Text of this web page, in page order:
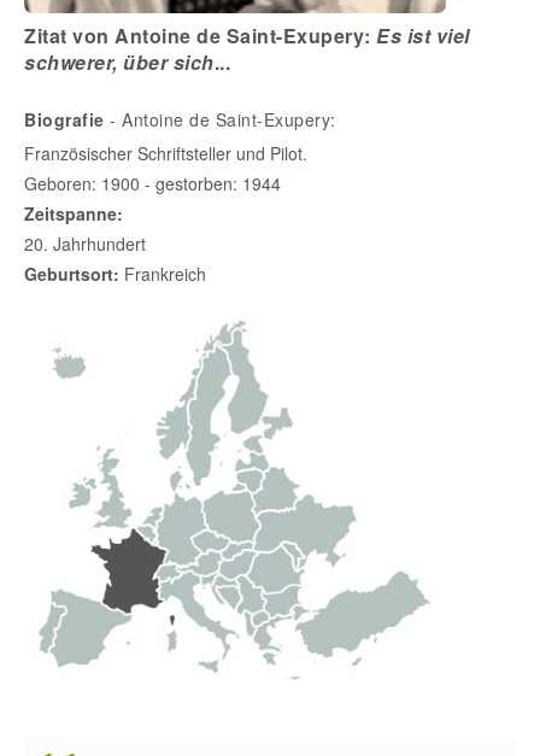
Zitat von Antoine de Saint-Exupery: Es ist viel
schwerer, über sich...
Biografie - Antoine de Saint-Exupery:
Französischer Schriftsteller und Pilot.
Geboren: 1900 - gestorben: 1944
Zeitspanne:
20. Jahrhundert
Geburtsort: Frankreich